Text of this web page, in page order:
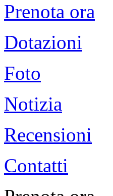
Prenota ora
Dotazioni
Foto
Notizia
Recensioni
Contatti